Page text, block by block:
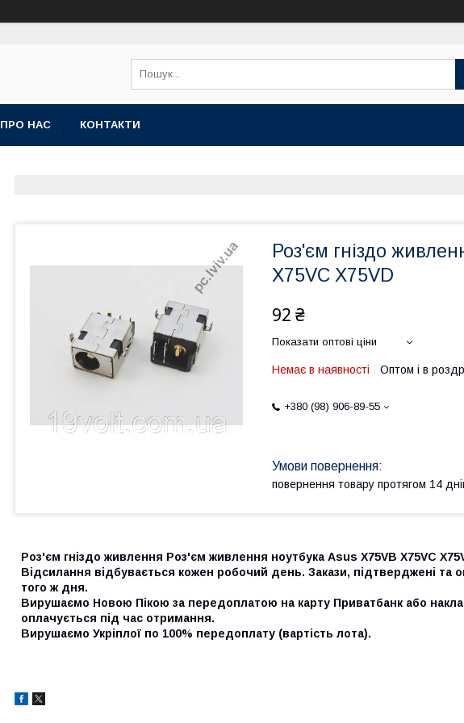
ПРО НАС КОНТАКТИ
Роз'єм гніздо
X75VC X75VD
92 ₴
Показати оптові ціни
Немає в наявності Оптом і в
+380 (98) 906-89-55
повернення товару протягом 14
Роз'єм гніздо живлення Роз'єм живлення ноутбука Asus X75VB X75VC
Відсилання відбувається кожен робочий день. Закази, підтверджені та
того ж дня.
Вирушаємо Новою Пікою за передоплатою на карту Приватбанк або
оплачується під час отримання.
Вирушаємо Укріплої по 100% передоплату (вартість лота).